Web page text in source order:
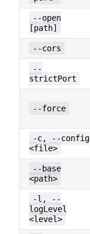
--open
[path]
--cors
--
strictPort
--force
-c, --config
<file>
--base
<path>
-l, --
logLevel
<level>